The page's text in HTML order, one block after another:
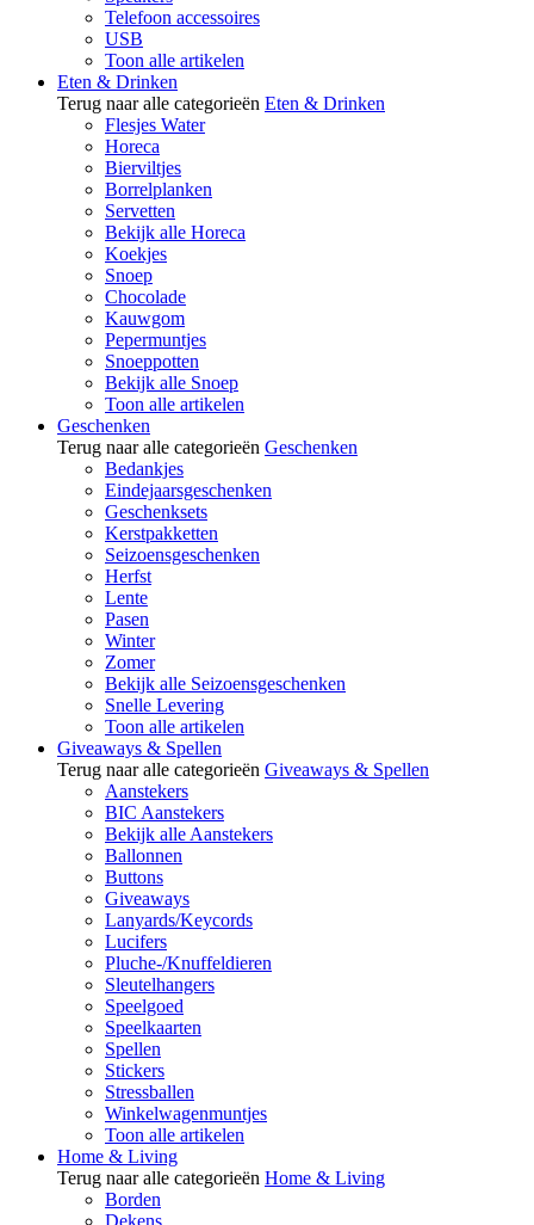
Telefoon accessoires
USB
Toon alle artikelen
Eten & Drinken
Terug naar alle categorieën Eten & Drinken
Flesjes Water
Horeca
Bierviltjes
Borrelplanken
Servetten
Bekijk alle Horeca
Koekjes
Snoep
Chocolade
Kauwgom
Pepermuntjes
Snoeppotten
Bekijk alle Snoep
Toon alle artikelen
Geschenken
Terug naar alle categorieën Geschenken
Bedankjes
Eindejaarsgeschenken
Geschenksets
Kerstpakketten
Seizoensgeschenken
Herfst
Lente
Pasen
Winter
Zomer
Bekijk alle Seizoensgeschenken
Snelle Levering
Toon alle artikelen
Giveaways & Spellen
Terug naar alle categorieën Giveaways & Spellen
Aanstekers
BIC Aanstekers
Bekijk alle Aanstekers
Ballonnen
Buttons
Giveaways
Lanyards/Keycords
Lucifers
Pluche-/Knuffeldieren
Sleutelhangers
Speelgoed
Speelkaarten
Spellen
Stickers
Stressballen
Winkelwagenmuntjes
Toon alle artikelen
Home & Living
Terug naar alle categorieën Home & Living
Borden
Dekens